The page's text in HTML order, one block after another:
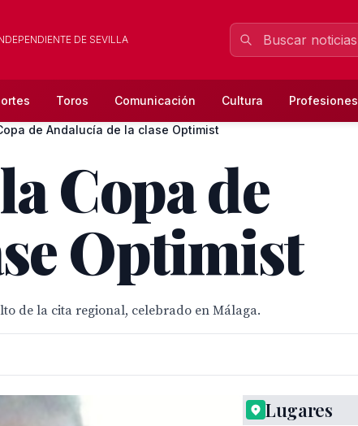
DE SEVILLA
Toros Comunicación Cultura Profesiones
de Andalucía de la clase Optimist
Copa de
Optimist
de la cita regional, celebrado en Málaga.
Lugares